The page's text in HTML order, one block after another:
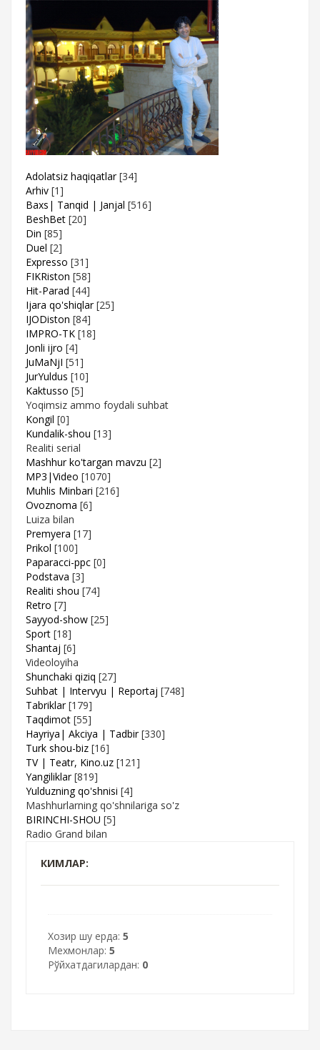
Adolatsiz haqiqatlar [34]
Arhiv [1]
Baxs| Tanqid | Janjal [516]
BeshBet [20]
Din [85]
Duel [2]
Expresso [31]
FIKRiston [58]
Hit-Parad [44]
Ijara qo'shiqlar [25]
IJODiston [84]
IMPRO-TK [18]
Jonli ijro [4]
JuMaNjI [51]
JurYuldus [10]
Kaktusso [5]
Yoqimsiz ammo foydali suhbat
Kongil [0]
Kundalik-shou [13]
Realiti serial
Mashhur ko'targan mavzu [2]
MP3|Video [1070]
Muhlis Minbari [216]
Ovoznoma [6]
Luiza bilan
Premyera [17]
Prikol [100]
Paparacci-ppc [0]
Podstava [3]
Realiti shou [74]
Retro [7]
Sayyod-show [25]
Sport [18]
Shantaj [6]
Videoloyiha
Shunchaki qiziq [27]
Suhbat | Intervyu | Reportaj [748]
Tabriklar [179]
Taqdimot [55]
Hayriya| Akciya | Tadbir [330]
Turk shou-biz [16]
TV | Teatr, Kino.uz [121]
Yangiliklar [819]
Yulduzning qo'shnisi [4]
Mashhurlarning qo'shnilariga so'z
BIRINCHI-SHOU [5]
Radio Grand bilan
КИМЛАР:
Хозир шу ерда: 5
Мехмонлар: 5
Рўйхатдагилардан: 0